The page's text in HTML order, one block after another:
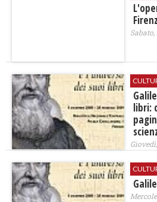
libri: